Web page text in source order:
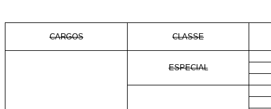
CARGOS CLASSE
ESPECIAL